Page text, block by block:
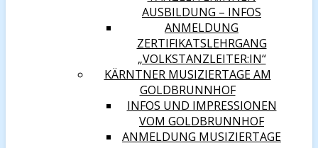
AUSBILDUNG – INFOS
ANMELDUNG
ZERTIFIKATSLEHRGANG
„VOLKSTANZLEITER:IN“
KÄRNTNER MUSIZIERTAGE AM
GOLDBRUNNHOF
INFOS UND IMPRESSIONEN
VOM GOLDBRUNNHOF
ANMELDUNG MUSIZIERTAGE